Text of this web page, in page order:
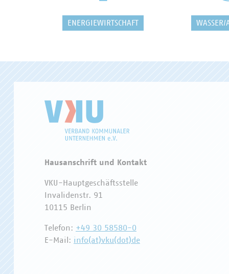
ENERGIEWIRTSCHAFT WASSER/
Hausanschrift und Kontakt
VKU-Hauptgeschäftsstelle
Invalidenstr. 91
10115 Berlin
Telefon: +49 30 58580-0
E-Mail: info(at)vku(dot)de